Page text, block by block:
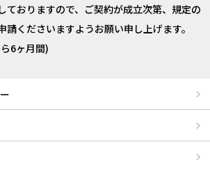
ておりますので、ご契約が成立次第、規定の
請くださいますようお願い申し上げます。
6ヶ月間)